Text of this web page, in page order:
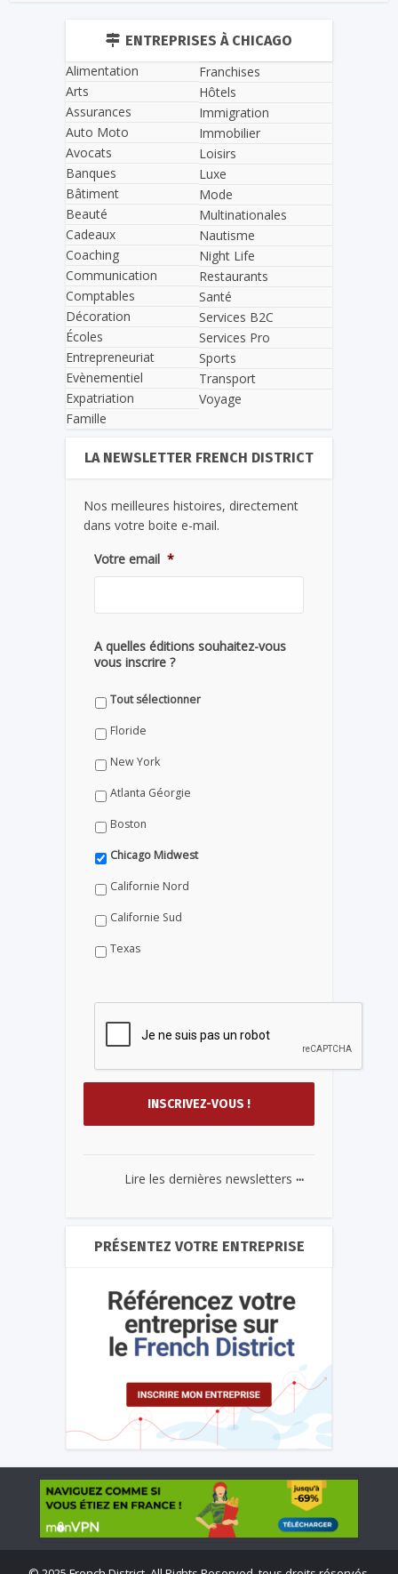
ENTREPRISES À CHICAGO
Alimentation
Arts
Assurances
Auto Moto
Avocats
Banques
Bâtiment
Beauté
Cadeaux
Coaching
Communication
Comptables
Décoration
Écoles
Entrepreneuriat
Evènementiel
Expatriation
Famille
Franchises
Hôtels
Immigration
Immobilier
Loisirs
Luxe
Mode
Multinationales
Nautisme
Night Life
Restaurants
Santé
Services B2C
Services Pro
Sports
Transport
Voyage
LA NEWSLETTER FRENCH DISTRICT
Nos meilleures histoires, directement
dans votre boite e-mail.
Votre email *
A quelles éditions souhaitez-vous
vous inscrire ?
Tout sélectionner
Floride
New York
Atlanta Géorgie
Boston
Chicago Midwest
Californie Nord
Californie Sud
Texas
Lire les dernières newsletters ...
PRÉSENTEZ VOTRE ENTREPRISE